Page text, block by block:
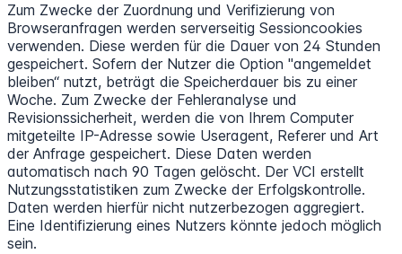
Zum Zwecke der Zuordnung und Verifizierung von
Browseranfragen werden serverseitig Sessioncookies
verwenden. Diese werden für die Dauer von 24 Stunden
gespeichert. Sofern der Nutzer die Option "angemeldet
bleiben“ nutzt, beträgt die Speicherdauer bis zu einer
Woche. Zum Zwecke der Fehleranalyse und
Revisionssicherheit, werden die von Ihrem Computer
mitgeteilte IP-Adresse sowie Useragent, Referer und Art
der Anfrage gespeichert. Diese Daten werden
automatisch nach 90 Tagen gelöscht. Der VCI erstellt
Nutzungsstatistiken zum Zwecke der Erfolgskontrolle.
Daten werden hierfür nicht nutzerbezogen aggregiert.
Eine Identifizierung eines Nutzers könnte jedoch möglich
sein.